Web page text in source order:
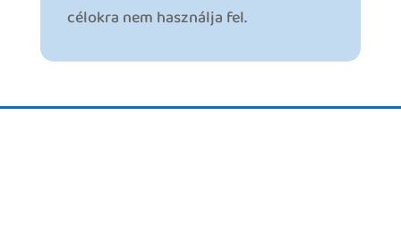
célokra nem használja fel.